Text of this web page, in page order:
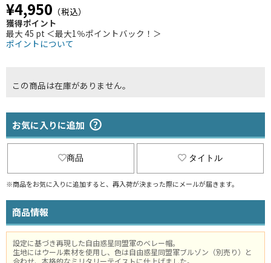
¥4,950 （税込）
獲得ポイント
最大 45 pt ＜最大1％ポイントバック！＞
ポイントについて
この商品は在庫がありません。
お気に入りに追加
商品 タイトル
※商品をお気に入りに追加すると、再入荷が決まった際にメールが届きます。
商品情報
設定に基づき再現した自由惑星同盟軍のベレー帽。
生地にはウール素材を使用し、色は自由惑星同盟軍ブルゾン（別売り）と
合わせ、本格的なミリタリーテイストに仕上げました。